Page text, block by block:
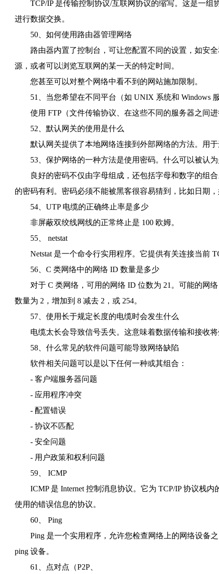
TCP/IP 是传输控制协议/互联网协议的缩写。这是一组
进行数据交换。
50、如何使用路由器管理网络
路由器内置了控制台，可让您配置不同的设置，如安全
源，或者可以浏览互联网的某一天的特定时间。
您甚至可以对整个网络中看不到的网站施加限制。
51、当您希望在不同平台（如 UNIX 系统和 Windows
使用 FTP（文件传输协议、在这些不同的服务器之间进
52、默认网关的使用是什么
默认网关提供了本地网络连接到外部网络的方法。用于
53、保护网络的一种方法是使用密码。什么可以被认为
良好的密码不仅由字母组成，还包括字母和数字的组合
的密码有利。密码必须不能被黑客很容易猜到，比如日期
54、UTP 电缆的正确终止率是多少
非屏蔽双绞线网线的正常终止是 100 欧姆。
55、 netstat
Netstat 是一个命令行实用程序。它提供有关连接当前
56、C 类网络中的网络 ID 数量是多少
对于 C 类网络，可用的网络 ID 位数为 21。可能的网络
数量为 2，增加到 8 减去 2，或 254。
57、使用长于规定长度的电缆时会发生什么
电缆太长会导致信号丢失。这意味着数据传输和接收将
58、什么常见的软件问题可能导致网络缺陷
软件相关问题可以是以下任何一种或其组合：
- 客户端服务器问题
- 应用程序冲突
- 配置错误
- 协议不匹配
- 安全问题
- 用户政策和权利问题
59、 ICMP
ICMP 是 Internet 控制消息协议。它为 TCP/IP 协议栈内
使用的错误信息的协议。
60、 Ping
Ping 是一个实用程序，允许您检查网络上的网络设备之
ping 设备。
61、点对点（P2P、